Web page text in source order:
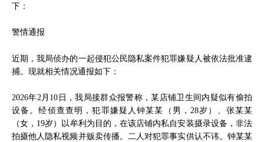
下：
警情通报
近期，我局侦办的一起侵犯公民隐私案件犯罪嫌疑人被依法批准逮
捕。现就相关情况通报如下：
2026年2月10日，我局接群众报警称，某店铺卫生间内疑似有偷拍
设备。经侦查查明，犯罪嫌疑人钟某某（男，28岁）、张某某
（女，19岁）以牟利为目的，在该店铺内私自安装摄录设备，非法
拍摄他人隐私视频并贩卖传播。二人对犯罪事实供认不讳。钟某某